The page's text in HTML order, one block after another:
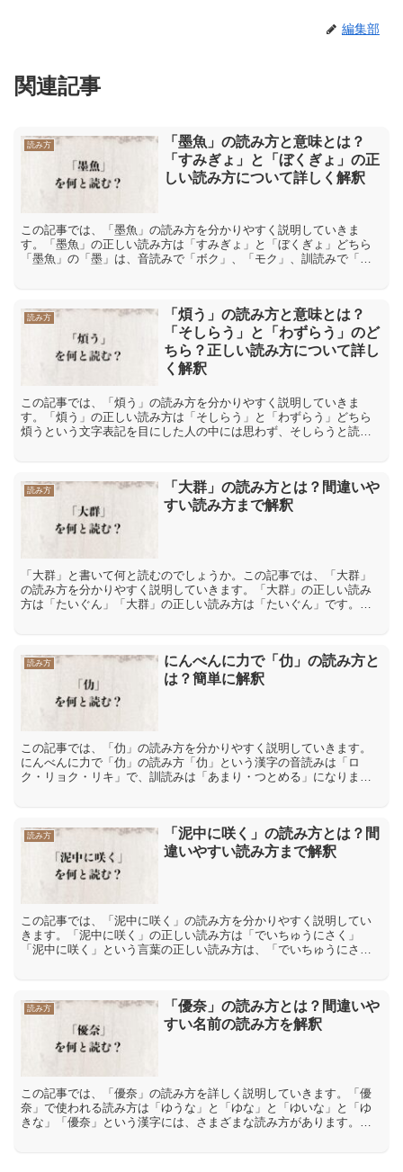
編集部
関連記事
読み方
「墨魚」の読み方と意味とは？
「すみぎょ」と「ぼくぎょ」の正
しい読み方について詳しく解釈
この記事では、「墨魚」の読み方を分かりやすく説明していきま
す。「墨魚」の正しい読み方は「すみぎょ」と「ぼくぎょ」どちら
「墨魚」の「墨」は、音読みで「ボク」、「モク」、訓読みで「す
読み方
「煩う」の読み方と意味とは？
「そしらう」と「わずらう」のど
ちら？正しい読み方について詳し
く解釈
この記事では、「煩う」の読み方を分かりやすく説明していきま
す。「煩う」の正しい読み方は「そしらう」と「わずらう」どちら
煩うという文字表記を目にした人の中には思わず、そしらうと読ん
読み方
「大群」の読み方とは？間違いや
すい読み方まで解釈
「大群」と書いて何と読むのでしょうか。この記事では、「大群」
の読み方を分かりやすく説明していきます。「大群」の正しい読み
方は「たいぐん」「大群」の正しい読み方は「たいぐん」です。
読み方
にんべんに力で「仂」の読み方と
は？簡単に解釈
この記事では、「仂」の読み方を分かりやすく説明していきます。
にんべんに力で「仂」の読み方「仂」という漢字の音読みは「ロ
ク・リョク・リキ」で、訓読みは「あまり・つとめる」になりま
読み方
「泥中に咲く」の読み方とは？間
違いやすい読み方まで解釈
この記事では、「泥中に咲く」の読み方を分かりやすく説明してい
きます。「泥中に咲く」の正しい読み方は「でいちゅうにさく」
「泥中に咲く」という言葉の正しい読み方は、「でいちゅうにさ
読み方
「優奈」の読み方とは？間違いや
すい名前の読み方を解釈
この記事では、「優奈」の読み方を詳しく説明していきます。「優
奈」で使われる読み方は「ゆうな」と「ゆな」と「ゆいな」と「ゆ
きな」「優奈」という漢字には、さまざまな読み方があります。